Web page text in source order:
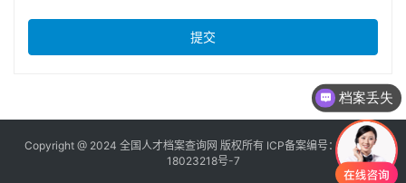
提交
Copyright @ 2024 全国人才档案查询网 版权所有 ICP备案编号：
京ICP备
18023218号-7
档案丢失